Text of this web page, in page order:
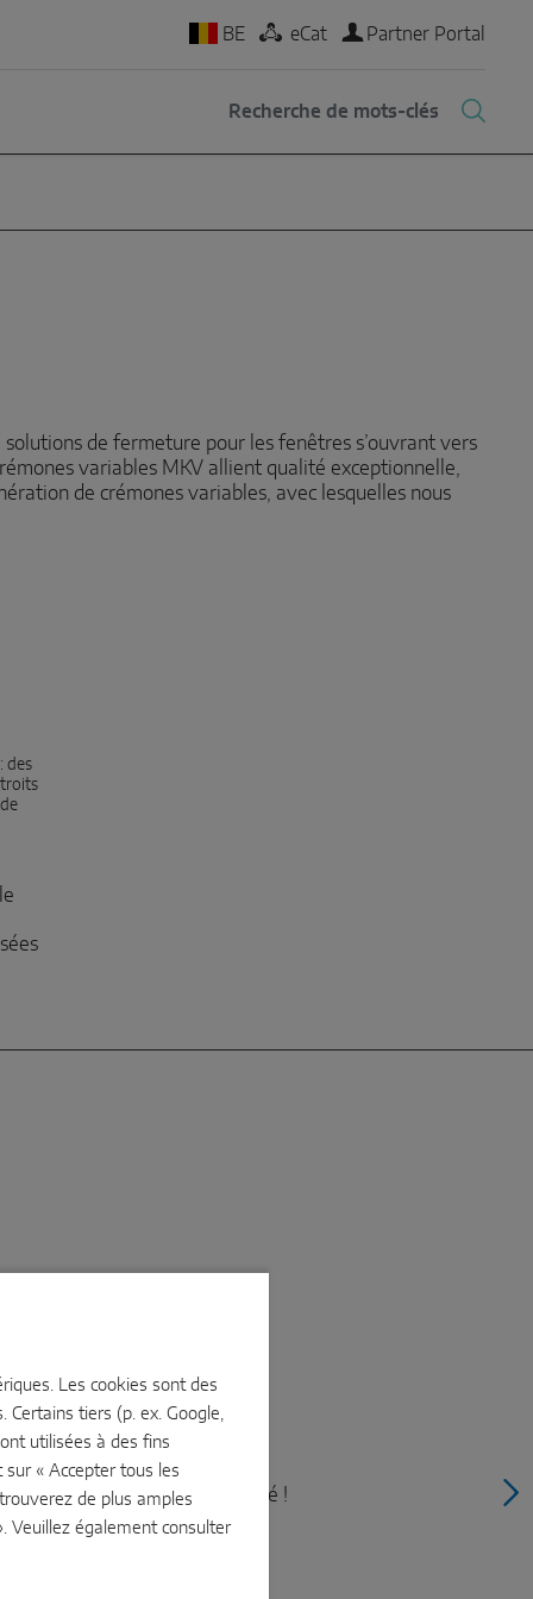
BE eCat Partner Portal
solutions de fermeture pour les fenêtres s’ouvrant vers
variables MKV allient qualité exceptionnelle,
de crémones variables, avec lesquelles nous
des
il suffit de l'ouvrir ou de la
de la visser et le tour est joué !
grand confort et un design
étroits.
Les cookies sont des
tiers (p. ex. Google,
utilisées à des fins
« Accepter tous les
de plus amples
Veuillez également consulter